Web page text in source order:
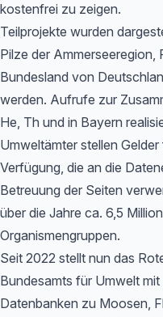
kostenfrei zu zeigen.
Teilprojekte wurden
Pilze der
Bundesland von
werden. Aufrufe zur
He, Th und in Bayern
Umweltämter stellen
Verfügung, die an die
Betreuung der Seiten
über die Jahre ca. 6,5
Organismengruppen.
Seit 2022 stellt nun das
Bundesamts für Umwelt
Datenbanken zu Moosen,